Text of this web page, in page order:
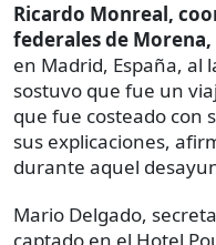
Ricardo Monreal,
federales de Morena,
en Madrid, España, al
sostuvo que fue un
que fue costeado con
sus explicaciones,
durante aquel
Mario Delgado,